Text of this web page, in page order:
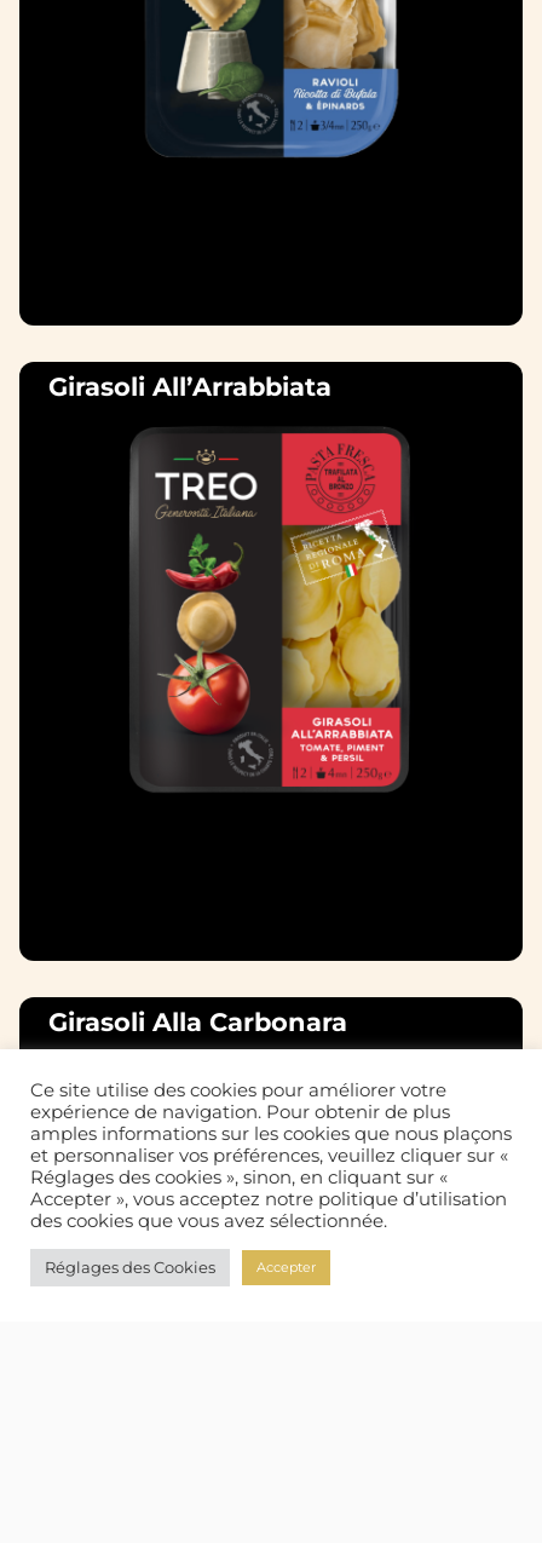
Girasoli All’Arrabbiata
Girasoli Alla Carbonara
Ce site utilise des cookies pour améliorer votre
expérience de navigation. Pour obtenir de plus
amples informations sur les cookies que nous plaçons
et personnaliser vos préférences, veuillez cliquer sur «
Réglages des cookies », sinon, en cliquant sur «
Accepter », vous acceptez notre politique d’utilisation
des cookies que vous avez sélectionnée.
Réglages des Cookies Accepter